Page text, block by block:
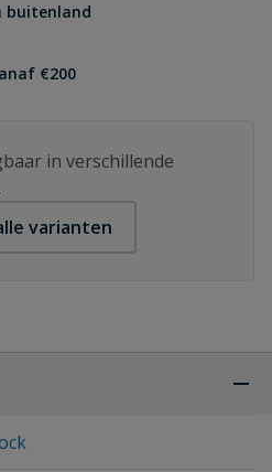
buitenland
€200
in verschillende
varianten